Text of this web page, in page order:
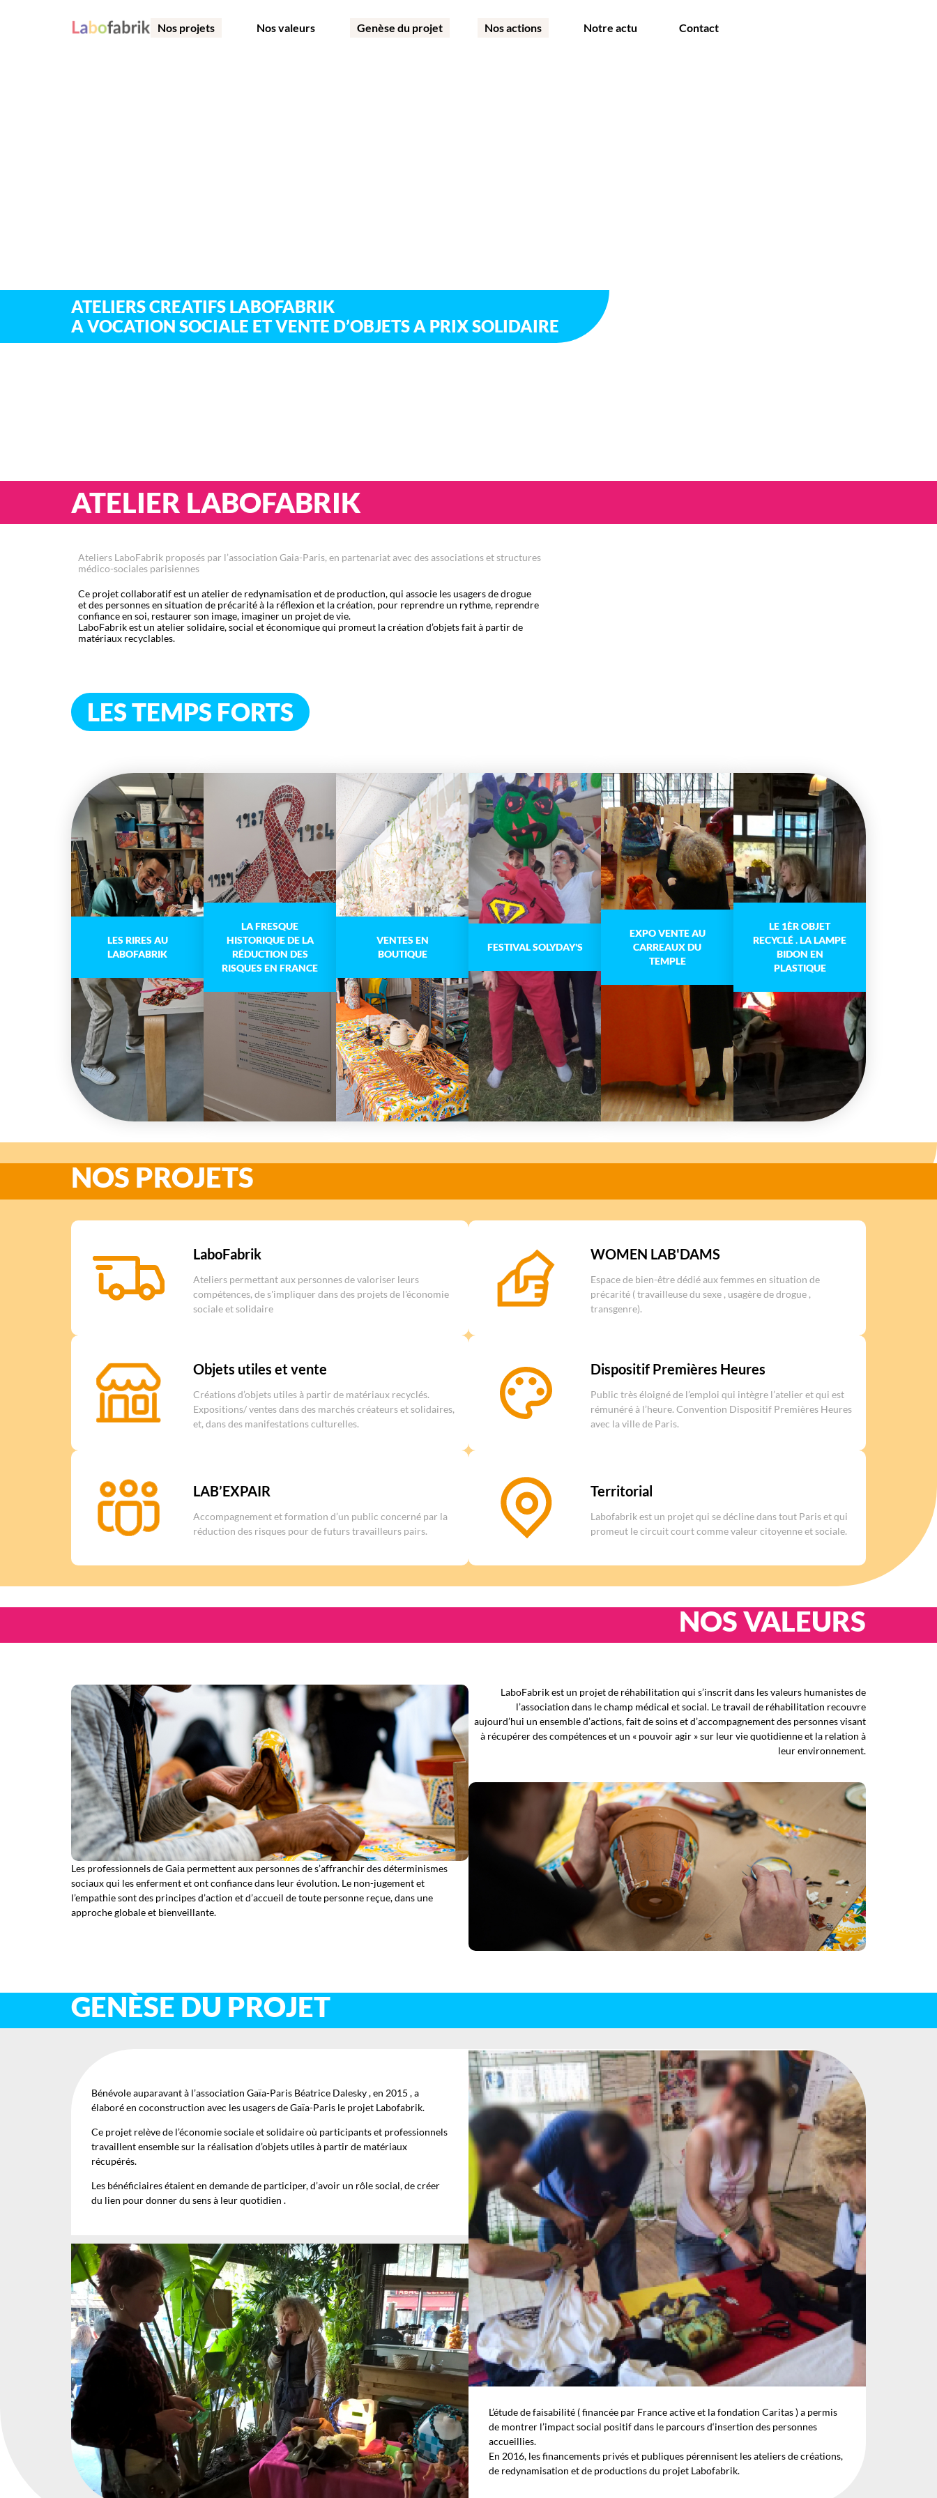
Nos projets Nos valeurs Genèse du projet Nos actions Notre actu Contact
ATELIERS CREATIFS LABOFABRIK
A VOCATION SOCIALE ET VENTE D’OBJETS A PRIX SOLIDAIRE
ATELIER LABOFABRIK
Ateliers LaboFabrik proposés par l’association Gaia-Paris, en partenariat avec des associations et structures
médico-sociales parisiennes
Ce projet collaboratif est un atelier de redynamisation et de production, qui associe les usagers de drogue
et des personnes en situation de précarité à la réflexion et la création, pour reprendre un rythme, reprendre
confiance en soi, restaurer son image, imaginer un projet de vie.
LaboFabrik est un atelier solidaire, social et économique qui promeut la création d’objets fait à partir de
matériaux recyclables.
LES TEMPS FORTS
LES RIRES AU
LABOFABRIK
LA FRESQUE
HISTORIQUE DE LA
RÉDUCTION DES
RISQUES EN FRANCE
VENTES EN
BOUTIQUE
FESTIVAL SOLYDAY'S
EXPO VENTE AU
CARREAUX DU
TEMPLE
LE 1ÈR OBJET
RECYCLÉ . LA LAMPE
BIDON EN
PLASTIQUE
NOS PROJETS
LaboFabrik
Ateliers permettant aux personnes de valoriser leurs
compétences, de s'impliquer dans des projets de l'économie
sociale et solidaire
WOMEN LAB'DAMS
Espace de bien-être dédié aux femmes en situation de
précarité ( travailleuse du sexe , usagère de drogue ,
transgenre).
Objets utiles et vente
Créations d’objets utiles à partir de matériaux recyclés.
Expositions/ ventes dans des marchés créateurs et solidaires,
et, dans des manifestations culturelles.
Dispositif Premières Heures
Public très éloigné de l’emploi qui intègre l’atelier et qui est
rémunéré à l’heure. Convention Dispositif Premières Heures
avec la ville de Paris.
LAB’EXPAIR
Accompagnement et formation d’un public concerné par la
réduction des risques pour de futurs travailleurs pairs.
Territorial
Labofabrik est un projet qui se décline dans tout Paris et qui
promeut le circuit court comme valeur citoyenne et sociale.
NOS VALEURS
Les professionnels de Gaia permettent aux personnes de s’affranchir des déterminismes
sociaux qui les enferment et ont confiance dans leur évolution. Le non-jugement et
l’empathie sont des principes d’action et d’accueil de toute personne reçue, dans une
approche globale et bienveillante.
LaboFabrik est un projet de réhabilitation qui s’inscrit dans les valeurs humanistes de
l’association dans le champ médical et social. Le travail de réhabilitation recouvre
aujourd’hui un ensemble d’actions, fait de soins et d’accompagnement des personnes visant
à récupérer des compétences et un « pouvoir agir » sur leur vie quotidienne et la relation à
leur environnement.
GENÈSE DU PROJET
Bénévole auparavant à l’association Gaïa-Paris Béatrice Dalesky , en 2015 , a
élaboré en coconstruction avec les usagers de Gaïa-Paris le projet Labofabrik.
Ce projet relève de l’économie sociale et solidaire où participants et professionnels
travaillent ensemble sur la réalisation d’objets utiles à partir de matériaux
récupérés.
Les bénéficiaires étaient en demande de participer, d’avoir un rôle social, de créer
du lien pour donner du sens à leur quotidien .
L’étude de faisabilité ( financée par France active et la fondation Caritas ) a permis
de montrer l’impact social positif dans le parcours d‘insertion des personnes
accueillies.
En 2016, les financements privés et publiques pérennisent les ateliers de créations,
de redynamisation et de productions du projet Labofabrik.